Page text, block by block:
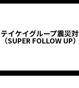
テイケイグループ震災
（SUPER FOLLOW UP